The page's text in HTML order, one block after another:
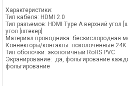
Характеристики:
Тип кабеля: HDMI 2.0
Тип разъемов: HDMI Type A верхний угол
угол [штекер]
Материал проводника: бескислородная
Коннекторы/контакты: позолоченные 24K
Тип оболочки: экологичный RoHS PVC
Экранирование: да, фольгирование
фольгирование